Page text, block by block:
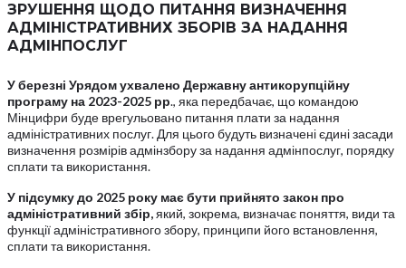
ЗРУШЕННЯ ЩОДО ПИТАННЯ ВИЗНАЧЕННЯ
АДМІНІСТРАТИВНИХ ЗБОРІВ ЗА НАДАННЯ
АДМІНПОСЛУГ
У березні Урядом ухвалено Державну антикорупційну
програму на 2023-2025 рр., яка передбачає, що командою
Мінцифри буде врегульовано питання плати за надання
адміністративних послуг. Для цього будуть визначені єдині засади
визначення розмірів адмінзбору за надання адмінпослуг, порядку
сплати та використання.
У підсумку до 2025 року має бути прийнято закон про
адміністративний збір,який, зокрема, визначає поняття, види та
функції адміністративного збору, принципи його встановлення,
сплати та використання.